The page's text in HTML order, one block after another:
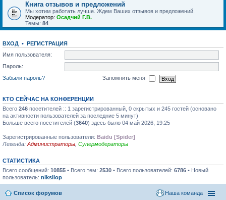
Книга отзывов и предложений
Мы хотим работать лучше. Ждем Ваших отзывов и предложений.
Модератор: Осадчий Г.В.
Темы: 84
ВХОД • РЕГИСТРАЦИЯ
Имя пользователя:
Пароль:
Забыли пароль?
Запомнить меня
КТО СЕЙЧАС НА КОНФЕРЕНЦИИ
Всего 246 посетителей :: 1 зарегистрированный, 0 скрытых и 245 гостей (основано
на активности пользователей за последние 5 минут)
Больше всего посетителей (3640) здесь было 04 май 2026, 19:25
Зарегистрированные пользователи: Baidu [Spider]
Легенда: Администраторы Супермодераторы
СТАТИСТИКА
Всего сообщений: 10855 • Всего тем: 2530 • Всего пользователей: 6786 • Новый
пользователь: niksilop
Список форумов Наша команда